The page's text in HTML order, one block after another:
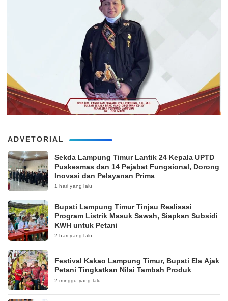
ADVETORIAL
‎Sekda Lampung Timur Lantik 24 Kepala UPTD
Puskesmas dan 14 Pejabat Fungsional, Dorong
Inovasi dan Pelayanan Prima
1 hari yang lalu
Bupati Lampung Timur Tinjau Realisasi
Program Listrik Masuk Sawah, Siapkan Subsidi
KWH untuk Petani
2 hari yang lalu
‎Festival Kakao Lampung Timur, Bupati Ela Ajak
Petani Tingkatkan Nilai Tambah Produk
2 minggu yang lalu